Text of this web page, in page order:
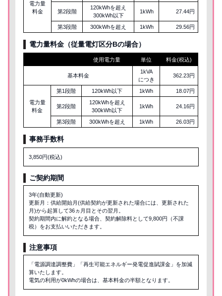
電力量
料金
第2段階
120kWhを超え
300kWh以下
1kWh 27.44円
第3段階 300kWhを超え 1kWh 29.56円
電力量料金（従量電灯区分Bの場合）
使用電力量 単位 料金(税込)
基本料金
1kVA
につき
362.23円
電力量
料金
第1段階 120kWh以下 1kWh 18.07円
第2段階
120kWhを超え
300kWh以下
1kWh 24.16円
第3段階 300kWhを超え 1kWh 26.03円
事務手数料
3,850円(税込)
ご契約期間
3年(自動更新)
更新月：供給開始月(供給契約が更新された場合には、更新された
月)から起算して36ヵ月目とその翌月。
契約期間内に解約となる場合、契約解除料として9,800円（不課
税）をお支払いいただきます。
注意事項
「電源調達調整費」「再生可能エネルギー発電促進賦課金」を加減
算いたします。
電気の利用が0kWhの場合は、基本料金の半額となります。